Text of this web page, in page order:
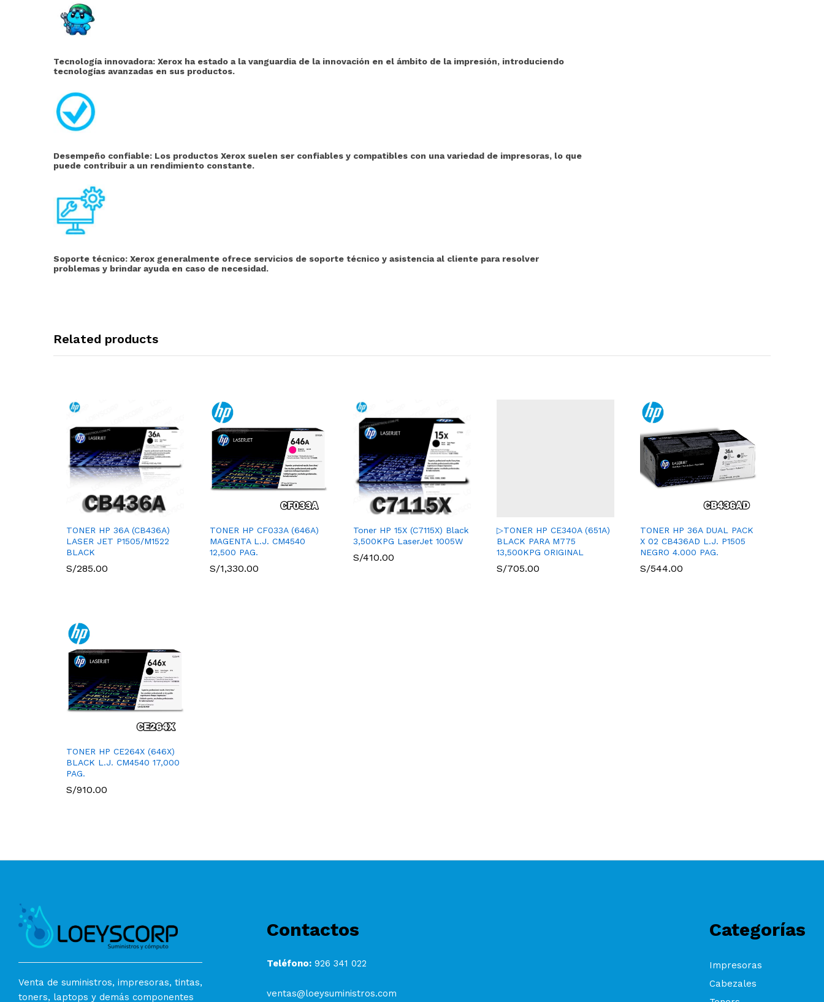
Tecnología innovadora: Xerox ha estado a la vanguardia de la innovación en el ámbito de la impresión, introduciendo
tecnologías avanzadas en sus productos.
Desempeño confiable: Los productos Xerox suelen ser confiables y compatibles con una variedad de impresoras, lo que
puede contribuir a un rendimiento constante.
Soporte técnico: Xerox generalmente ofrece servicios de soporte técnico y asistencia al cliente para resolver
problemas y brindar ayuda en caso de necesidad.
Related products
TONER HP 36A (CB436A)
LASER JET P1505/M1522
BLACK
S/285.00
TONER HP CF033A (646A)
MAGENTA L.J. CM4540
12,500 PAG.
S/1,330.00
Toner HP 15X (C7115X) Black
3,500KPG LaserJet 1005W
S/410.00
▷TONER HP CE340A (651A)
BLACK PARA M775
13,500KPG ORIGINAL
S/705.00
TONER HP 36A DUAL PACK
X 02 CB436AD L.J. P1505
NEGRO 4.000 PAG.
S/544.00
TONER HP CE264X (646X)
BLACK L.J. CM4540 17,000
PAG.
S/910.00
Venta de suministros, impresoras, tintas,
toners, laptops y demás componentes
Contactos
Teléfono: 926 341 022
ventas@loeysuministros.com
Categorías
Impresoras
Cabezales